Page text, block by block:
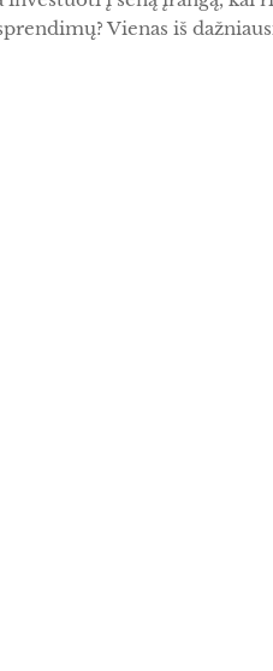
Vienas iš